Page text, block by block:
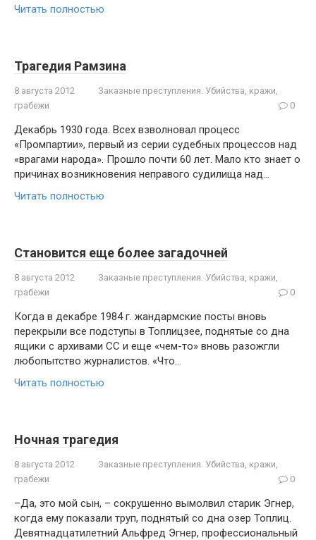
Читать полностью
Трагедия Рамзина
8 августа 2012
Заказные преступления. Убийства, кражи,
грабежи
0
Декабрь 1930 года. Всех взволновал процесс
«Промпартии», первый из серии судебных процессов над
«врагами народа». Прошло почти 60 лет. Мало кто знает о
причинах возникновения неправого судилища над…
Читать полностью
Становится еще более загадочней
8 августа 2012
Заказные преступления. Убийства, кражи,
грабежи
0
Когда в декабре 1984 г. жандармские посты вновь
перекрыли все подступы в Топлицзее, поднятые со дна
ящики с архивами СС и еще «чем-то» вновь разожгли
любопытство журналистов. «Что…
Читать полностью
Ночная трагедия
8 августа 2012
Заказные преступления. Убийства, кражи,
грабежи
0
–Да, это мой сын, – сокрушенно вымолвил старик Эгнер,
когда ему показали труп, поднятый со дна озер Топлиц.
Девятнадцатилетний Альфред Эгнер, профессиональный